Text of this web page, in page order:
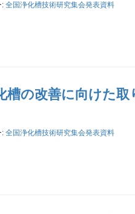
: 全国浄化槽技術研究集会発表資料
の改善に向けた取
: 全国浄化槽技術研究集会発表資料